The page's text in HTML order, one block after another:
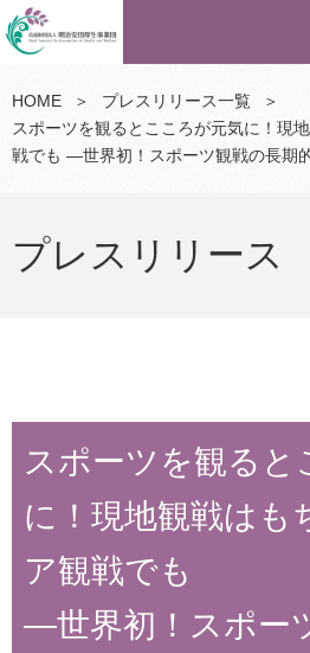
HOME ＞ プレスリリース一覧
＞
スポーツを観るとこころが元気に！現
戦でも ―世界初！スポーツ観戦の長期
プレスリリース
スポーツを観ると
に！現地観戦はも
ア観戦でも
―世界初！スポー